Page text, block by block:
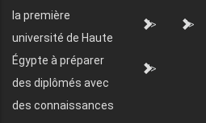
la première
université de Haute
Égypte à préparer
des diplômés avec
des connaissances
"> ">
">